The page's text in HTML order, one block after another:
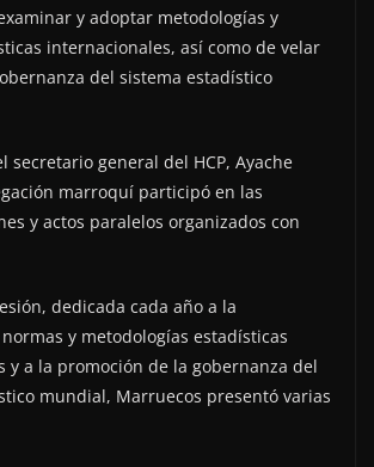
y adoptar metodologías y
internacionales, así como de velar
del sistema estadístico
secretario general del HCP, Ayache
marroquí participó en las
y actos paralelos organizados con
dedicada cada año a la
y metodologías estadísticas
y a la promoción de la gobernanza del
mundial, Marruecos presentó varias